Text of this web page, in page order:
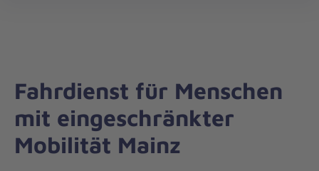
Fahrdienst für Menschen
mit eingeschränkter
Mobilität Mainz